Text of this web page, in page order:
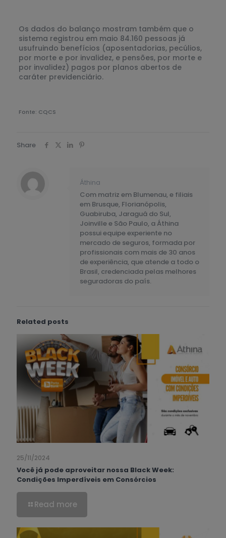
Os dados do balanço mostram também que o
sistema registrou em maio 84.160 pessoas já
usufruindo benefícios (aposentadorias, pecúlios,
por morte e por invalidez, e pensões, por morte e
por invalidez) pagos por planos abertos de
caráter previdenciário.
Fonte: CQCS
Share
Áthina
Com matriz em Blumenau, e filiais
em Brusque, Florianópolis,
Guabiruba, Jaraguá do Sul,
Joinville e São Paulo, a Áthina
possui equipe experiente no
mercado de seguros, formada por
profissionais com mais de 30 anos
de experiência, que atende a todo o
Brasil, credenciada pelas melhores
seguradoras do país.
Related posts
25/11/2024
Você já pode aproveitar nossa Black Week:
Condições Imperdíveis em Consórcios
Read more